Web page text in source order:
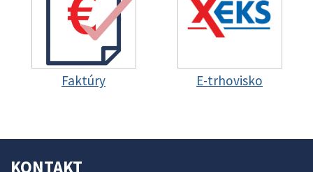
Faktúry E-trhovisko
KONTAKT